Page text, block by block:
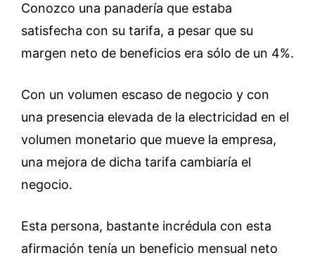
Conozco una panadería que estaba
satisfecha con su tarifa, a pesar que su
margen neto de beneficios era sólo de un 4%.
Con un volumen escaso de negocio y con
una presencia elevada de la electricidad en el
volumen monetario que mueve la empresa,
una mejora de dicha tarifa cambiaría el
negocio.
Esta persona, bastante incrédula con esta
afirmación tenía un beneficio mensual neto